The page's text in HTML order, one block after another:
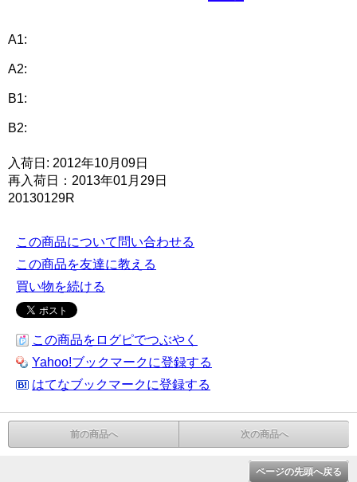
A1:
A2:
B1:
B2:
入荷日: 2012年10月09日
再入荷日：2013年01月29日
20130129R
この商品について問い合わせる
この商品を友達に教える
買い物を続ける
この商品をログピでつぶやく
Yahoo!ブックマークに登録する
はてなブックマークに登録する
前の商品へ 次の商品へ
ページの先頭へ戻る